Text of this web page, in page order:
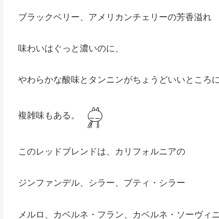
ブラックベリー、アメリカンチェリーの芳香溢れ
味わいはぐっと濃いのに、
やわらかな酸味とタンニンがちょうどいいところ
複雑味もある。
このレッドブレンドは、カリフォルニアの
ジンファンデル、シラー、プティ・シラー
メルロ、カベルネ・フラン、カベルネ・ソーヴィ